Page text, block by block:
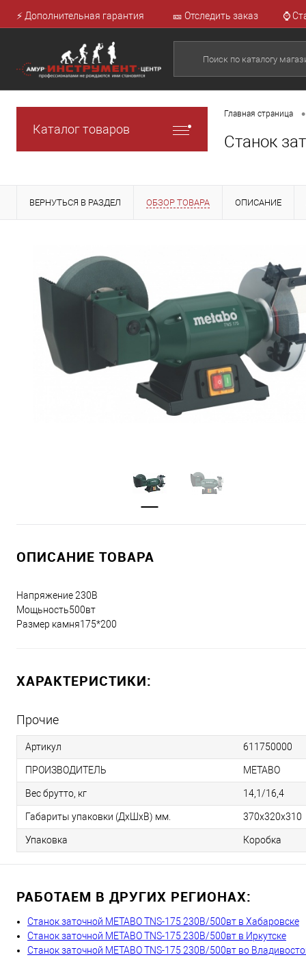
⚡ Дополнительная гарантия 🎫 Отследить заказ ⌚
Каталог товаров
Главная страница •
Станок
ВЕРНУТЬСЯ В РАЗДЕЛ ОБЗОР ТОВАРА ОПИСАНИЕ
ОПИСАНИЕ ТОВАРА
Напряжение 230В
Мощьность500вт
Размер камня175*200
ХАРАКТЕРИСТИКИ:
Прочие
Артикул 611750000
ПРОИЗВОДИТЕЛЬ METABO
Вес брутто, кг 14,1/16,4
Габариты упаковки (ДхШхВ) мм. 370х320х310
Упаковка Коробка
РАБОТАЕМ В ДРУГИХ РЕГИОНАХ:
Станок заточной METABO TNS-175 230В/500вт в Хабаровске
Станок заточной METABO TNS-175 230В/500вт в Иркутске
Станок заточной METABO TNS-175 230В/500вт во